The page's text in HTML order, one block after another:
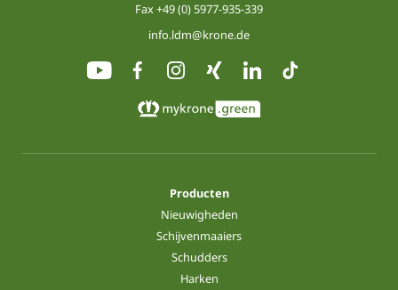
Fax +49 (0) 5977-935-339
info.ldm@krone.de
Producten
Nieuwigheden
Schijvenmaaiers
Schudders
Harken